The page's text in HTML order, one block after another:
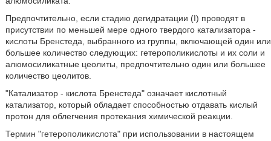
Предпочтительно, если стадию дегидратации (I) проводят в
присутствии по меньшей мере одного твердого катализатора -
кислоты Бренстеда, выбранного из группы, включающей один или
большее количество следующих: гетерополикислоты и их соли и
алюмосиликатные цеолиты, предпочтительно один или большее
количество цеолитов.
"Катализатор - кислота Бренстеда" означает кислотный
катализатор, который обладает способностью отдавать кислый
протон для облегчения протекания химической реакции.
Термин "гетерополикислота" при использовании в настоящем